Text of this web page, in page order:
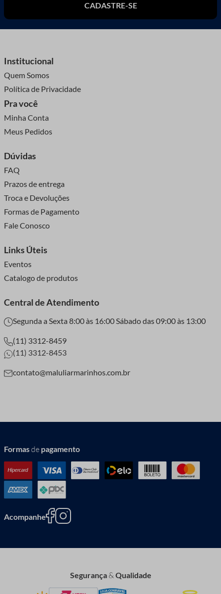
CADASTRE-SE
Institucional
Quem Somos
Política de Privacidade
Pra você
Minha Conta
Meus Pedidos
Dúvidas
FAQ
Prazos de entrega
Troca e Devoluções
Formas de Pagamento
Fale Conosco
Links Úteis
Eventos
Catalogo de produtos
Central de Atendimento
Segunda a Sexta 8:00 às 16:00 Sábado das 09:00 às 13:00
(11) 3312-8459
(11) 3312-8453
contato@maluliarmarinhos.com.br
Formasde pagamento
Acompanhe
Segurança&Qualidade